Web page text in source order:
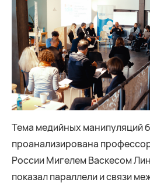
Тема медийных манипуляций
проанализирована
России Мигелем Васкесом
показал параллели и связи